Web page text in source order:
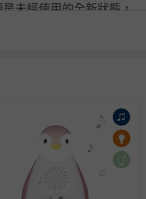
未經使用的全新狀態，
品等。
愛負責處理，若非瑕疵
若有相關退貨問題，請
我們將依序為您處理
份退貨，而該訂單保